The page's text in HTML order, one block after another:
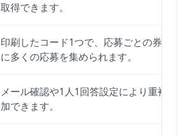
取得できます。
印刷したコード1つで、応募ごとの券を印
に多くの応募を集められます。
メール確認や1人1回答設定により重複管
加できます。